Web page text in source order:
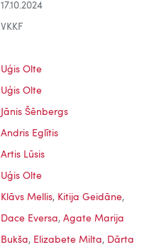
17.10.2024
VKKF
Uģis Olte
Uģis Olte
Jānis Šēnbergs
Andris Eglītis
Artis Lūsis
Uģis Olte
Klāvs Mellis, Kitija Geidāne,
Dace Eversa, Agate Marija
Bukša, Elizabete Milta, Dārta